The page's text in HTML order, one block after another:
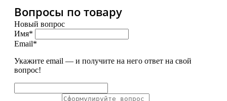
Вопросы по товару
Новый вопрос
Имя*
Email*
Укажите email — и получите на него ответ на свой
вопрос!